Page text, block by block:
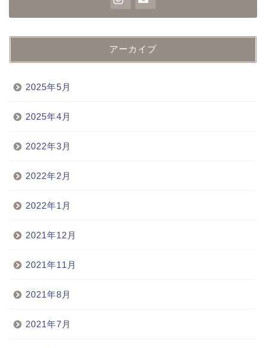
アーカイブ
2025年5月
2025年4月
2022年3月
2022年2月
2022年1月
2021年12月
2021年11月
2021年8月
2021年7月